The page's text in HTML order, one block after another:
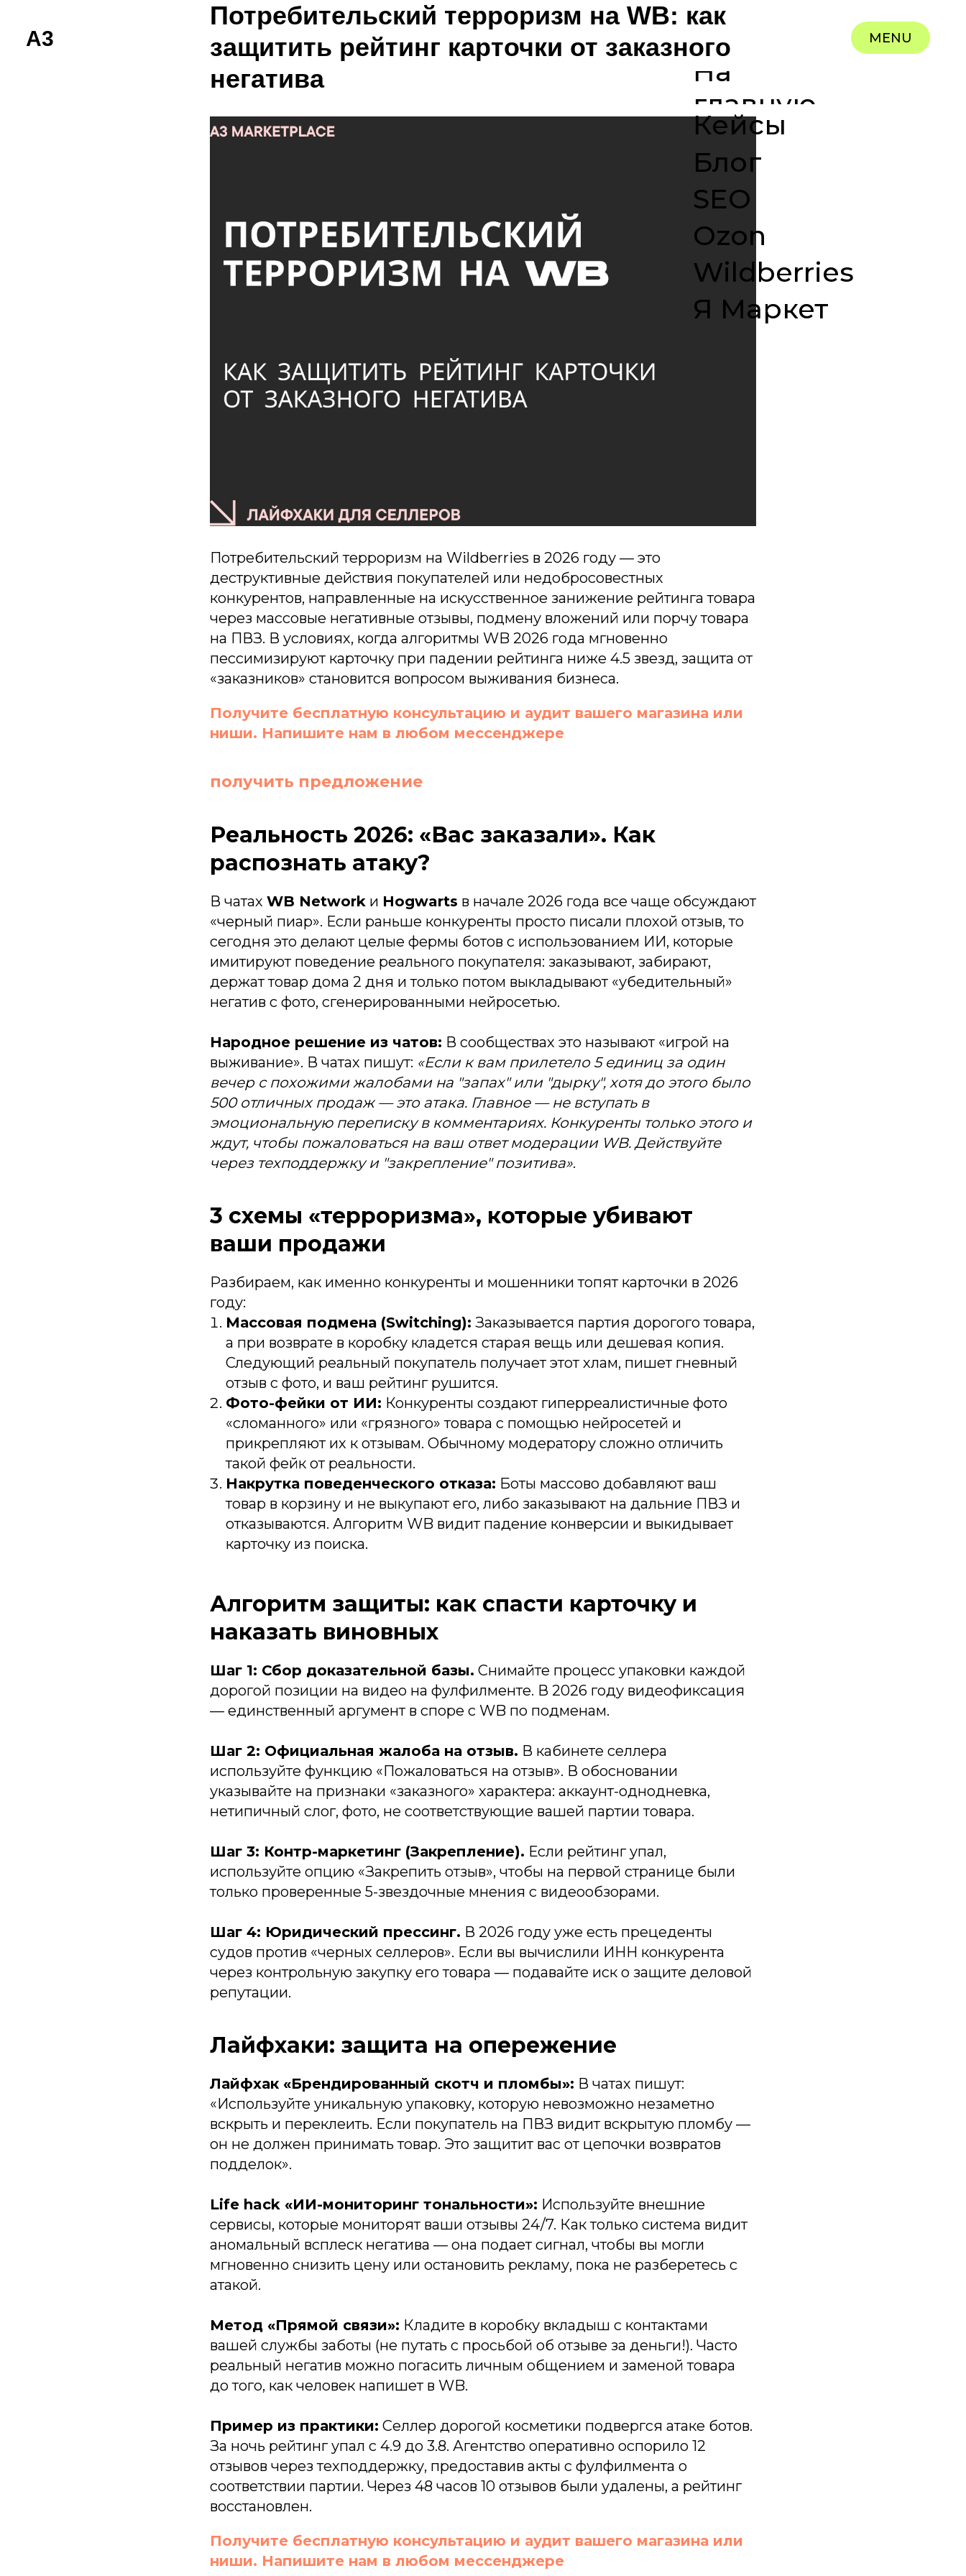
MENU
Кейсы
Блог
На
главную
SEO
Ozon
Wildberries
Я Маркет
A3
Потребительский терроризм на WB: как
защитить рейтинг карточки от заказного
негатива
Потребительский терроризм на Wildberries в 2026 году — это
деструктивные действия покупателей или недобросовестных
конкурентов, направленные на искусственное занижение рейтинга товара
через массовые негативные отзывы, подмену вложений или порчу товара
на ПВЗ. В условиях, когда алгоритмы WB 2026 года мгновенно
пессимизируют карточку при падении рейтинга ниже 4.5 звезд, защита от
«заказников» становится вопросом выживания бизнеса.
Получите бесплатную консультацию и аудит вашего магазина или
ниши. Напишите нам в любом мессенджере
получить предложение
Реальность 2026: «Вас заказали». Как
распознать атаку?
В чатах WB Network и Hogwarts в начале 2026 года все чаще обсуждают
«черный пиар». Если раньше конкуренты просто писали плохой отзыв, то
сегодня это делают целые фермы ботов с использованием ИИ, которые
имитируют поведение реального покупателя: заказывают, забирают,
держат товар дома 2 дня и только потом выкладывают «убедительный»
негатив с фото, сгенерированными нейросетью.
Народное решение из чатов: В сообществах это называют «игрой на
выживание». В чатах пишут: «Если к вам прилетело 5 единиц за один
вечер с похожими жалобами на "запах" или "дырку", хотя до этого было
500 отличных продаж — это атака. Главное — не вступать в
эмоциональную переписку в комментариях. Конкуренты только этого и
ждут, чтобы пожаловаться на ваш ответ модерации WB. Действуйте
через техподдержку и "закрепление" позитива».
3 схемы «терроризма», которые убивают
ваши продажи
Разбираем, как именно конкуренты и мошенники топят карточки в 2026
году:
Массовая подмена (Switching): Заказывается партия дорогого товара,
а при возврате в коробку кладется старая вещь или дешевая копия.
Следующий реальный покупатель получает этот хлам, пишет гневный
отзыв с фото, и ваш рейтинг рушится.
Фото-фейки от ИИ: Конкуренты создают гиперреалистичные фото
«сломанного» или «грязного» товара с помощью нейросетей и
прикрепляют их к отзывам. Обычному модератору сложно отличить
такой фейк от реальности.
Накрутка поведенческого отказа: Боты массово добавляют ваш
товар в корзину и не выкупают его, либо заказывают на дальние ПВЗ и
отказываются. Алгоритм WB видит падение конверсии и выкидывает
карточку из поиска.
Алгоритм защиты: как спасти карточку и
наказать виновных
Шаг 1: Сбор доказательной базы. Снимайте процесс упаковки каждой
дорогой позиции на видео на фулфилменте. В 2026 году видеофиксация
— единственный аргумент в споре с WB по подменам.
Шаг 2: Официальная жалоба на отзыв. В кабинете селлера
используйте функцию «Пожаловаться на отзыв». В обосновании
указывайте на признаки «заказного» характера: аккаунт-однодневка,
нетипичный слог, фото, не соответствующие вашей партии товара.
Шаг 3: Контр-маркетинг (Закрепление). Если рейтинг упал,
используйте опцию «Закрепить отзыв», чтобы на первой странице были
только проверенные 5-звездочные мнения с видеообзорами.
Шаг 4: Юридический прессинг. В 2026 году уже есть прецеденты
судов против «черных селлеров». Если вы вычислили ИНН конкурента
через контрольную закупку его товара — подавайте иск о защите деловой
репутации.
Лайфхаки: защита на опережение
Лайфхак «Брендированный скотч и пломбы»: В чатах пишут:
«Используйте уникальную упаковку, которую невозможно незаметно
вскрыть и переклеить. Если покупатель на ПВЗ видит вскрытую пломбу —
он не должен принимать товар. Это защитит вас от цепочки возвратов
подделок».
Life hack «ИИ-мониторинг тональности»: Используйте внешние
сервисы, которые мониторят ваши отзывы 24/7. Как только система видит
аномальный всплеск негатива — она подает сигнал, чтобы вы могли
мгновенно снизить цену или остановить рекламу, пока не разберетесь с
атакой.
Метод «Прямой связи»: Кладите в коробку вкладыш с контактами
вашей службы заботы (не путать с просьбой об отзыве за деньги!). Часто
реальный негатив можно погасить личным общением и заменой товара
до того, как человек напишет в WB.
Пример из практики: Селлер дорогой косметики подвергся атаке ботов.
За ночь рейтинг упал с 4.9 до 3.8. Агентство оперативно оспорило 12
отзывов через техподдержку, предоставив акты с фулфилмента о
соответствии партии. Через 48 часов 10 отзывов были удалены, а рейтинг
восстановлен.
Получите бесплатную консультацию и аудит вашего магазина или
ниши. Напишите нам в любом мессенджере
wildberries
кейсы
блог